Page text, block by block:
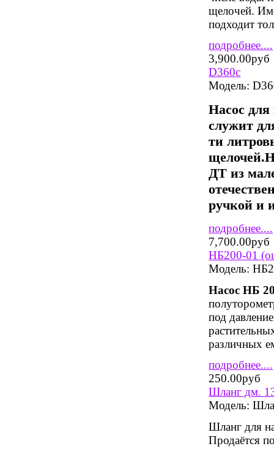
щелочей.
подходит
подробнее....
3,900.00руб
D360c
Модель:
Насос
служит
ти
щелочей.
ДТ из
ручкой и
подробнее....
7,700.00руб
НБ200-01
Модель:
Насос НБ
под
различных
подробнее....
250.00руб
Шланг дм.
Модель:
Шланг для
Продаётся